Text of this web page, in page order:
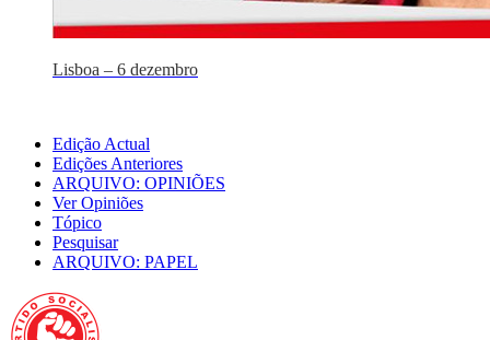
Lisboa – 6 dezembro
Edição Actual
Edições Anteriores
ARQUIVO: OPINIÕES
Ver Opiniões
Tópico
Pesquisar
ARQUIVO: PAPEL